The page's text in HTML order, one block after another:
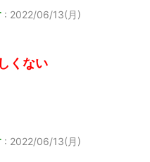
: 2022/06/13(月)
くない
: 2022/06/13(月)